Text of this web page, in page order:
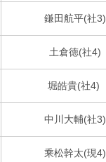
鎌田航平(社3)
土倉徳(社4)
堀皓貴(社4)
中川大輔(社3)
乘松幹太(現4)